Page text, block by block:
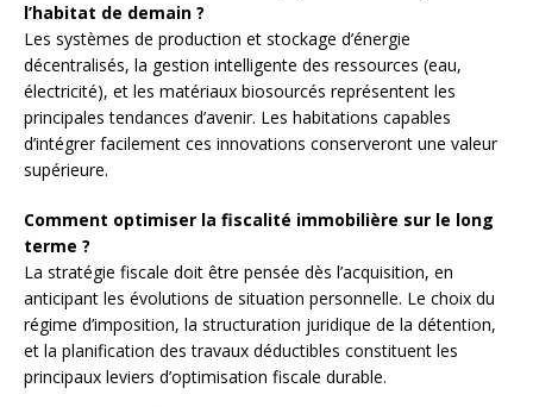
l’habitat de demain ?
Les systèmes de production et stockage d’énergie
décentralisés, la gestion intelligente des ressources (eau,
électricité), et les matériaux biosourcés représentent les
principales tendances d’avenir. Les habitations capables
d’intégrer facilement ces innovations conserveront une valeur
supérieure.
Comment optimiser la fiscalité immobilière sur le long
terme ?
La stratégie fiscale doit être pensée dès l’acquisition, en
anticipant les évolutions de situation personnelle. Le choix du
régime d’imposition, la structuration juridique de la détention,
et la planification des travaux déductibles constituent les
principaux leviers d’optimisation fiscale durable.